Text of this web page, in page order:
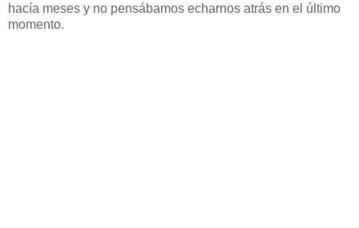
hacía meses y no pensábamos echarnos atrás en el último
momento.